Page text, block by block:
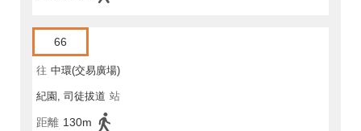
66
往 中環(交易廣場)
紀園, 司徒拔道 站
距離 130m